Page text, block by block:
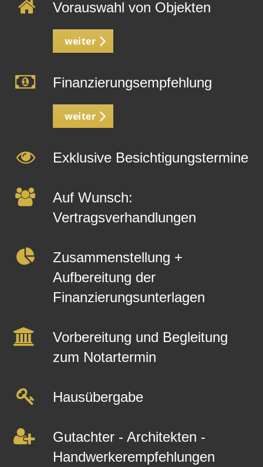
Vorauswahl von Objekten
weiter
Finanzierungsempfehlung
weiter
Exklusive Besichtigungstermine
Auf Wunsch:
Vertragsverhandlungen
Zusammenstellung +
Aufbereitung der
Finanzierungsunterlagen
Vorbereitung und Begleitung
zum Notartermin
Hausübergabe
Gutachter - Architekten -
Handwerkerempfehlungen